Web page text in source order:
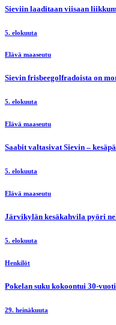
Sieviin laaditaan viisaan
5. elokuuta
Elävä maaseutu
Sievin frisbeegolfradoista on
5. elokuuta
Elävä maaseutu
Saabit valtasivat Sievin –
5. elokuuta
Elävä maaseutu
Järvikylän kesäkahvila pyöri
5. elokuuta
Henkilöt
Pokelan suku kokoontui 30-
29. heinäkuuta